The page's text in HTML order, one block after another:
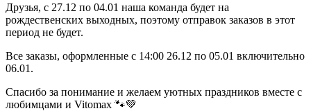
Друзья, с 27.12 по 04.01 наша команда будет на
рождественских выходных, поэтому отправок заказов в этот
период не будет.
Все заказы, оформленные с 14:00 26.12 по 05.01 включительно
06.01.
Спасибо за понимание и желаем уютных праздников вместе с
любимцами и Vitomax 🐾💚